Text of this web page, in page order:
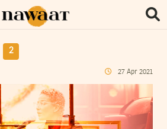
2
27 Apr 2021